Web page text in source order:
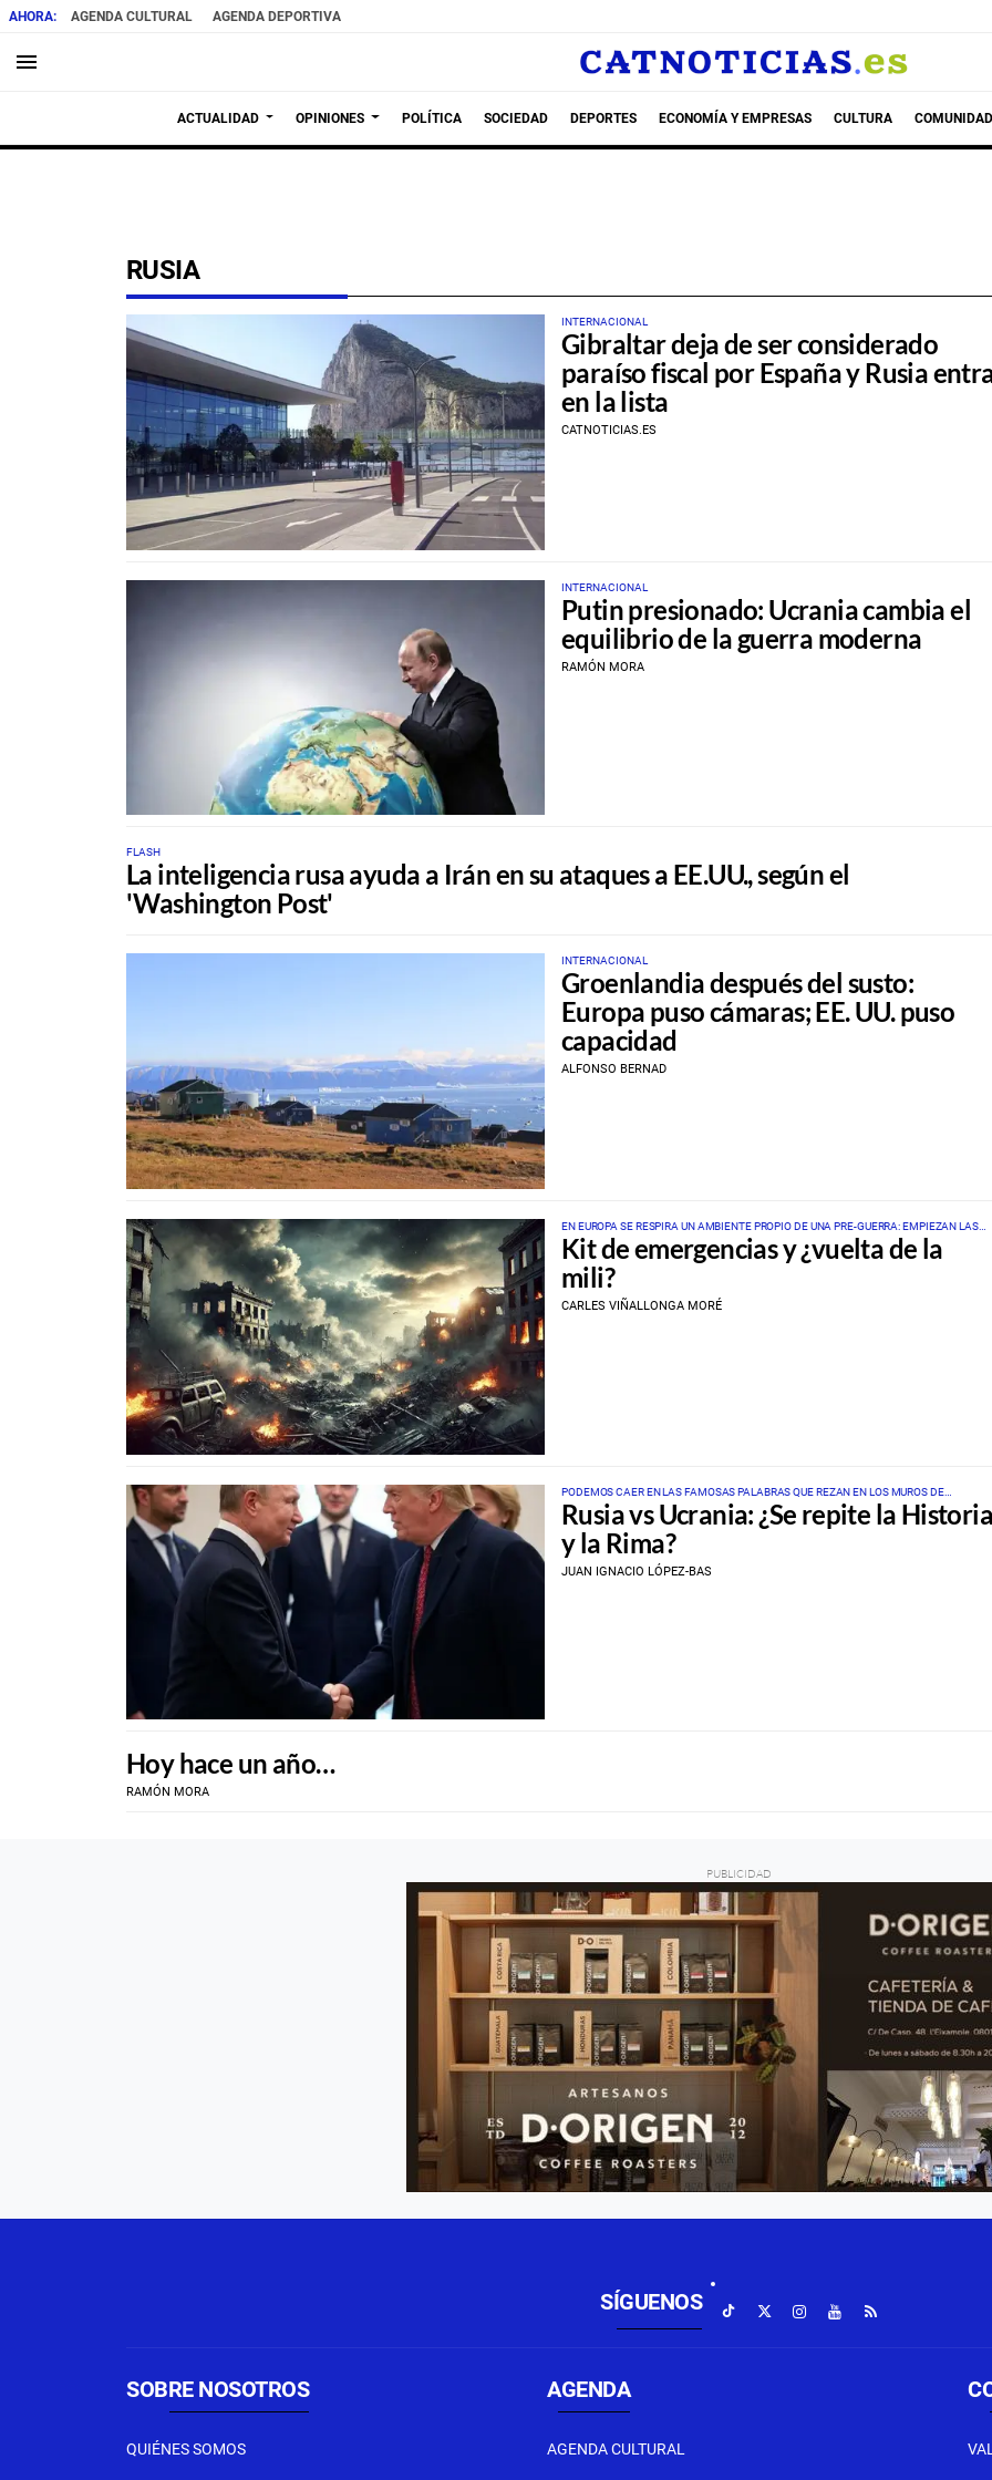
AGENDA CULTURAL AGENDA DEPORTIVA
menu
ACTUALIDAD OPINIONES POLÍTICA SOCIEDAD DEPORTES ECONOMÍA Y EMPRESAS CULTURA
RUSIA
INTERNACIONAL
Gibraltar deja de ser considerado
paraíso fiscal por España y Rusia
en la lista
CATNOTICIAS.ES
INTERNACIONAL
Putin presionado: Ucrania cambia el
equilibrio de la guerra moderna
RAMÓN MORA
FLASH
La inteligencia rusa ayuda a Irán en su ataques a EE.UU., según el
'Washington Post'
INTERNACIONAL
Groenlandia después del susto:
Europa puso cámaras; EE. UU. puso
capacidad
ALFONSO BERNAD
EN EUROPA SE RESPIRA UN AMBIENTE PROPIO DE UNA PRE-GUERRA: EMPIEZAN LAS
ELUCUBRACIONES Y LAS PRISAS
Kit de emergencias y ¿vuelta de la
mili?
CARLES VIÑALLONGA MORÉ
PODEMOS CAER EN LAS FAMOSAS PALABRAS QUE REZAN EN LOS MUROS DE
AUSCHWITZ “QUIEN NO RECUERDA SU HISTORIA, ESTÁ CONDENADO A REPETIRLA”
Rusia vs Ucrania: ¿Se repite la Historia
y la Rima?
JUAN IGNACIO LÓPEZ-BAS
Hoy hace un año…
RAMÓN MORA
SÍGUENOS
SOBRE NOSOTROS
QUIÉNES SOMOS
AGENDA
AGENDA CULTURAL